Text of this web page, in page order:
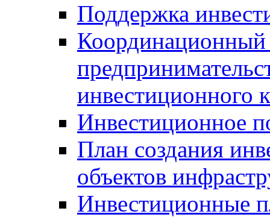
Поддержка
Координационный
инвестиционного
Инвестиционное
План создания
объектов
Инвестиционные